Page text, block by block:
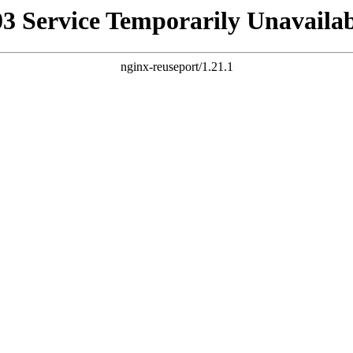
Service Temporarily
nginx-reuseport/1.21.1